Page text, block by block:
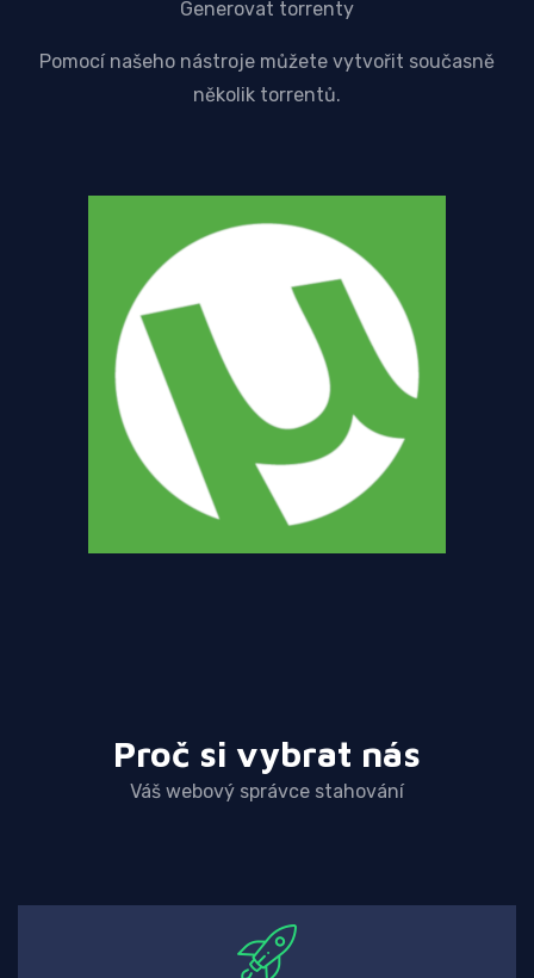
Generovat torrenty
Pomocí našeho nástroje můžete vytvořit současně
několik torrentů.
Proč si vybrat nás
Váš webový správce stahování